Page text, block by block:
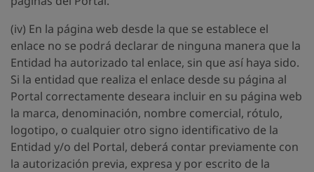
(iv) En la página web desde la que se establece el
enlace no se podrá declarar de ninguna manera que la
Entidad ha autorizado tal enlace, sin que así haya sido.
Si la entidad que realiza el enlace desde su página al
Portal correctamente deseara incluir en su página web
la marca, denominación, nombre comercial, rótulo,
logotipo, o cualquier otro signo identificativo de la
Entidad y/o del Portal, deberá contar previamente con
la autorización previa, expresa y por escrito de la